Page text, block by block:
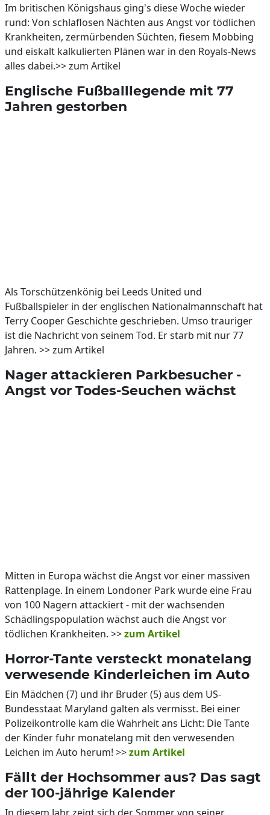
Im britischen Königshaus ging's diese Woche wieder
rund: Von schlaflosen Nächten aus Angst vor tödlichen
Krankheiten, zermürbenden Süchten, fiesem Mobbing
und eiskalt kalkulierten Plänen war in den Royals-News
alles dabei.>> zum Artikel
Englische Fußballlegende mit 77
Jahren gestorben
Als Torschützenkönig bei Leeds United und
Fußballspieler in der englischen Nationalmannschaft hat
Terry Cooper Geschichte geschrieben. Umso trauriger
ist die Nachricht von seinem Tod. Er starb mit nur 77
Jahren. >> zum Artikel
Nager attackieren Parkbesucher -
Angst vor Todes-Seuchen wächst
Mitten in Europa wächst die Angst vor einer massiven
Rattenplage. In einem Londoner Park wurde eine Frau
von 100 Nagern attackiert - mit der wachsenden
Schädlingspopulation wächst auch die Angst vor
tödlichen Krankheiten. >>zum Artikel
Horror-Tante versteckt monatelang
verwesende Kinderleichen im Auto
Ein Mädchen (7) und ihr Bruder (5) aus dem US-
Bundesstaat Maryland galten als vermisst. Bei einer
Polizeikontrolle kam die Wahrheit ans Licht: Die Tante
der Kinder fuhr monatelang mit den verwesenden
Leichen im Auto herum! >>zum Artikel
Fällt der Hochsommer aus? Das sagt
der 100-jährige Kalender